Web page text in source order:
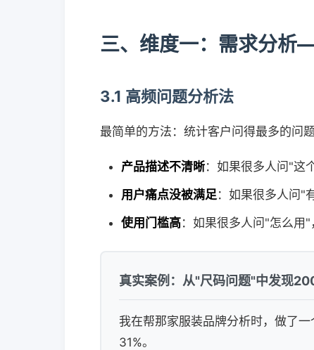
三、维度一：需求分
3.1 高频问题分析法
最简单的方法：统计客户问得最多的问
产品描述不清晰：如果很多人问"这
用户痛点没被满足：如果很多人问"
使用门槛高：如果很多人问"怎么用
真实案例：从"尺码问题"中发现
我在帮那家服装品牌分析时，做了
31%。